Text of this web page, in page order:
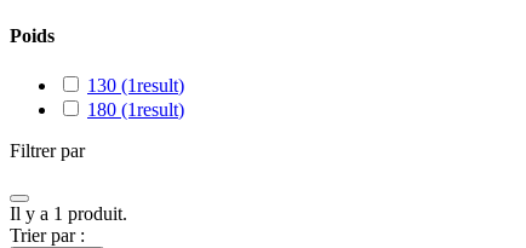
Poids
130 (1result)
180 (1result)
Filtrer par
Il y a 1 produit.
Trier par :